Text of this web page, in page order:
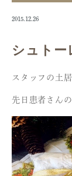
2015.12.26
シュト
スタッフの土居
先日患者さん